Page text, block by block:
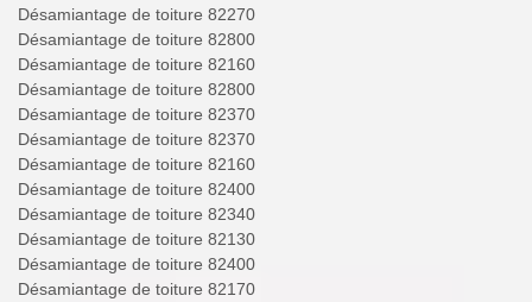
Désamiantage de toiture 82270
Désamiantage de toiture 82800
Désamiantage de toiture 82160
Désamiantage de toiture 82800
Désamiantage de toiture 82370
Désamiantage de toiture 82370
Désamiantage de toiture 82160
Désamiantage de toiture 82400
Désamiantage de toiture 82340
Désamiantage de toiture 82130
Désamiantage de toiture 82400
Désamiantage de toiture 82170